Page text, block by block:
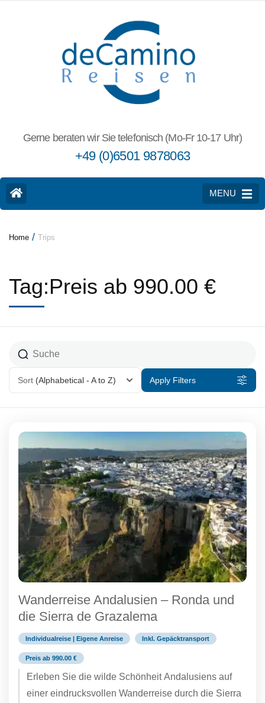
Gerne beraten wir Sie telefonisch (Mo-Fr 10-17 Uhr)
+49 (0)6501 9878063
MENU
Home / Trips
Tag:Preis ab 990.00 €
Sort (Alphabetical - A to Z) Apply Filters
Wanderreise Andalusien – Ronda und
die Sierra de Grazalema
Individualreise | Eigene Anreise Inkl. Gepäcktransport
Preis ab 990.00 €
Erleben Sie die wilde Schönheit Andalusiens auf
einer eindrucksvollen Wanderreise durch die Sierra